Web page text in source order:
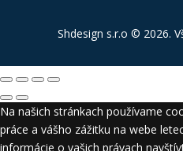
Shdesign s.r.o © 2026.
Na našich stránkach používame
práce a vášho zážitku na webe
informácie o vašich právach